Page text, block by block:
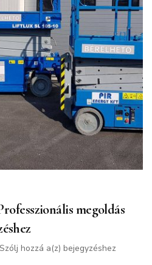
megoldás
Szólj hozzá a(z) A
bejegyzéshez